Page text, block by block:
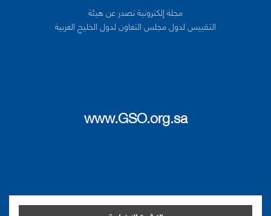
مجلة إلكترونية تصدر عن هيئة
التقييس لدول مجلس التعاون لدول الخليج العربية
www.GSO.org.sa